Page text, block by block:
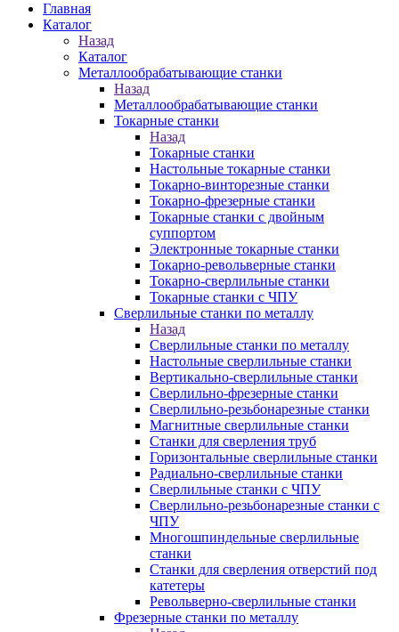
Главная
Каталог
Назад
Каталог
Металлообрабатывающие станки
Назад
Металлообрабатывающие станки
Токарные станки
Назад
Токарные станки
Настольные токарные станки
Токарно-винторезные станки
Токарно-фрезерные станки
Токарные станки с двойным
суппортом
Электронные токарные станки
Токарно-револьверные станки
Токарно-сверлильные станки
Токарные станки с ЧПУ
Сверлильные станки по металлу
Назад
Сверлильные станки по металлу
Настольные сверлильные станки
Вертикально-сверлильные станки
Сверлильно-фрезерные станки
Сверлильно-резьбонарезные станки
Магнитные сверлильные станки
Станки для сверления труб
Горизонтальные сверлильные станки
Радиально-сверлильные станки
Сверлильные станки с ЧПУ
Сверлильно-резьбонарезные станки с
ЧПУ
Многошпиндельные сверлильные
станки
Станки для сверления отверстий под
катетеры
Револьверно-сверлильные станки
Фрезерные станки по металлу